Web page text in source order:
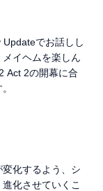
でお話しし
イヘムを楽しん
Act 2の開幕に合
化するよう、シ
化させていくこ